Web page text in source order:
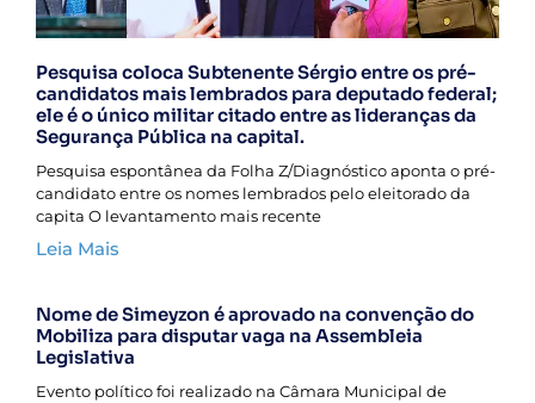
Pesquisa coloca Subtenente Sérgio entre os pré-
candidatos mais lembrados para deputado federal;
ele é o único militar citado entre as lideranças da
Segurança Pública na capital.
Pesquisa espontânea da Folha Z/Diagnóstico aponta o pré-
candidato entre os nomes lembrados pelo eleitorado da
capita O levantamento mais recente
Leia Mais
Nome de Simeyzon é aprovado na convenção do
Mobiliza para disputar vaga na Assembleia
Legislativa
Evento político foi realizado na Câmara Municipal de